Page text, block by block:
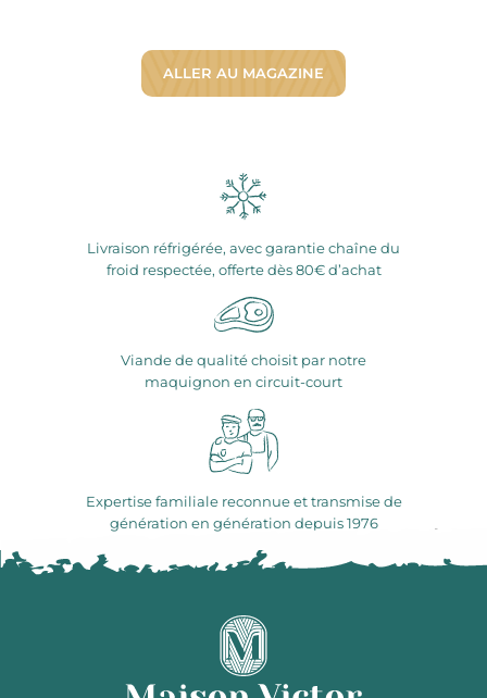
ALLER AU MAGAZINE
Livraison réfrigérée, avec garantie chaîne du
froid respectée, offerte dès 80€ d’achat
Viande de qualité choisit par notre
maquignon en circuit-court
Expertise familiale reconnue et transmise de
génération en génération depuis 1976